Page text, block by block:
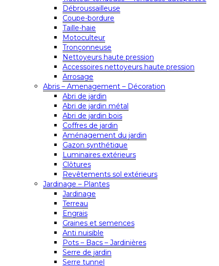
Débroussailleuse
Coupe-bordure
Taille-haie
Motoculteur
Tronçonneuse
Nettoyeurs haute pression
Accessoires nettoyeurs haute pression
Arrosage
Abris – Amenagement – Décoration
Abri de jardin
Abri de jardin métal
Abri de jardin bois
Coffres de jardin
Aménagement du jardin
Gazon synthétique
Luminaires extérieurs
Clôtures
Revêtements sol extérieurs
Jardinage – Plantes
Jardinage
Terreau
Engrais
Graines et semences
Anti nuisible
Pots – Bacs – Jardinières
Serre de jardin
Serre tunnel